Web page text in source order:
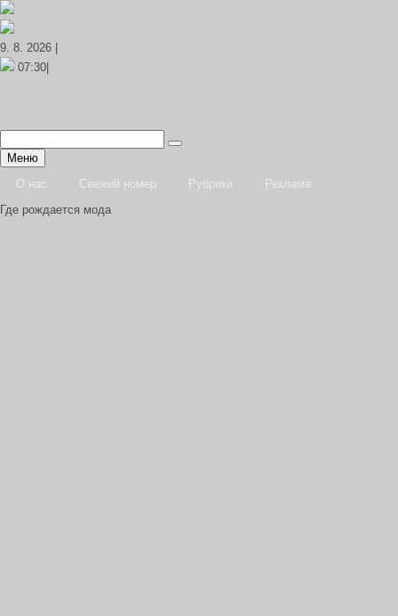
9. 8. 2026 |
07:30|
Меню
О нас
Свежий номер Рубрики
Реклама
Где рождается мода